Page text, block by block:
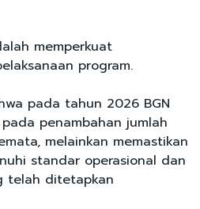
memperkuat
program.
pada tahun 2026 BGN
penambahan jumlah
melainkan memastikan
standar operasional dan
telah ditetapkan